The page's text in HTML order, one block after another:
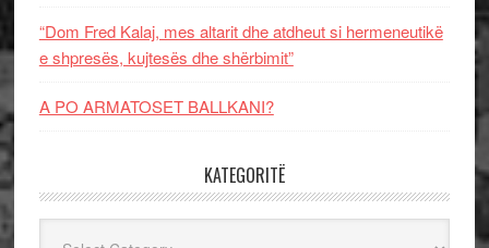
“Dom Fred Kalaj, mes altarit dhe atdheut si hermeneutikë
e shpresës, kujtesës dhe shërbimit”
A PO ARMATOSET BALLKANI?
KATEGORITË